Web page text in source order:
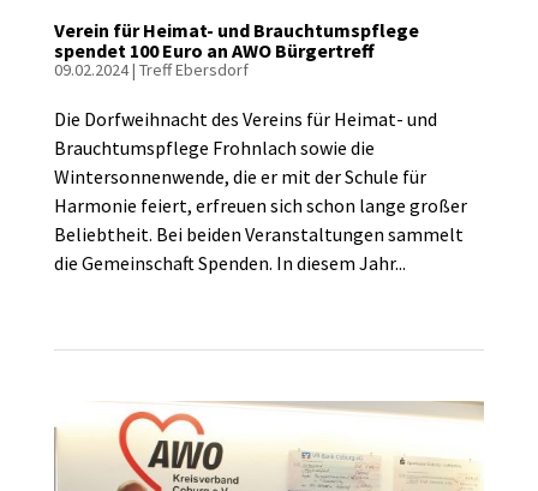
Verein für Heimat- und Brauchtumspflege
spendet 100 Euro an AWO Bürgertreff
09.02.2024| Treff Ebersdorf
Die Dorfweihnacht des Vereins für Heimat- und
Brauchtumspflege Frohnlach sowie die
Wintersonnenwende, die er mit der Schule für
Harmonie feiert, erfreuen sich schon lange großer
Beliebtheit. Bei beiden Veranstaltungen sammelt
die Gemeinschaft Spenden. In diesem Jahr...